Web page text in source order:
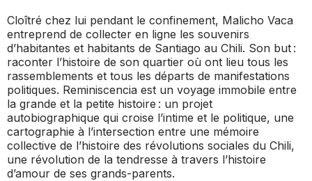
Cloîtré chez lui pendant le confinement, Malicho Vaca
entreprend de collecter en ligne les souvenirs
d’habitantes et habitants de Santiago au Chili. Son but :
raconter l’histoire de son quartier où ont lieu tous les
rassemblements et tous les départs de manifestations
politiques. Reminiscencia est un voyage immobile entre
la grande et la petite histoire : un projet
autobiographique qui croise l’intime et le politique, une
cartographie à l’intersection entre une mémoire
collective de l’histoire des révolutions sociales du Chili,
une révolution de la tendresse à travers l’histoire
d’amour de ses grands-parents.